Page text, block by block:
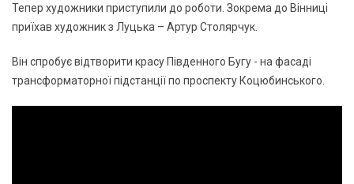
Тепер художники приступили до роботи. Зокрема до Вінниці
приїхав художник з Луцька – Артур Столярчук.
Він спробує відтворити красу Південного Бугу - на фасаді
трансформаторної підстанції по проспекту Коцюбинського.